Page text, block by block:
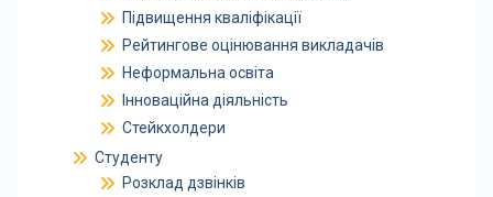
Підвищення кваліфікації
Рейтингове оцінювання викладачів
Неформальна освіта
Інноваційна діяльність
Стейкхолдери
Студенту
Розклад дзвінків